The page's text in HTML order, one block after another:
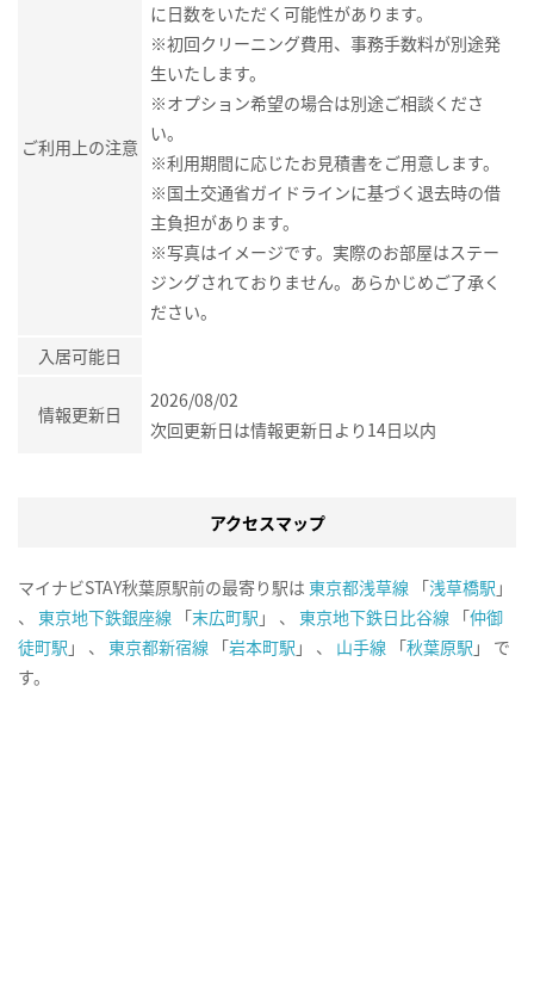
ご利用上の注意
に日数をいただく可能性があります。
※初回クリーニング費用、事務手数料が別途発
生いたします。
※オプション希望の場合は別途ご相談くださ
い。
※利用期間に応じたお見積書をご用意します。
※国土交通省ガイドラインに基づく退去時の借
主負担があります。
※写真はイメージです。実際のお部屋はステー
ジングされておりません。あらかじめご了承く
ださい。
入居可能日
情報更新日
2026/08/02
次回更新日は情報更新日より14日以内
アクセスマップ
マイナビSTAY秋葉原駅前の最寄り駅は 東京都浅草線 「浅草橋駅 」
、 東京地下鉄銀座線 「末広町駅 」 、 東京地下鉄日比谷線 「仲御
徒町駅 」 、 東京都新宿線 「岩本町駅 」 、 山手線 「秋葉原駅 」 で
す。